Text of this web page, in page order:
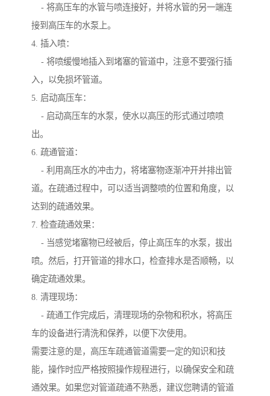
- 将高压车的水管与喷连接好，并将水管的另一端连
接到高压车的水泵上。
4. 插入喷：
- 将喷缓慢地插入到堵塞的管道中，注意不要强行插
入，以免损坏管道。
5. 启动高压车：
- 启动高压车的水泵，使水以高压的形式通过喷喷
出。
6. 疏通管道：
- 利用高压水的冲击力，将堵塞物逐渐冲开并排出管
道。在疏通过程中，可以适当调整喷的位置和角度，以
达到的疏通效果。
7. 检查疏通效果：
- 当感觉堵塞物已经被后，停止高压车的水泵，拔出
喷。然后，打开管道的排水口，检查排水是否顺畅，以
确定疏通效果。
8. 清理现场：
- 疏通工作完成后，清理现场的杂物和积水，将高压
车的设备进行清洗和保养，以便下次使用。
需要注意的是，高压车疏通管道需要一定的知识和技
能，操作时应严格按照操作规程进行，以确保安全和疏
通效果。如果您对管道疏通不熟悉，建议您聘请的管道